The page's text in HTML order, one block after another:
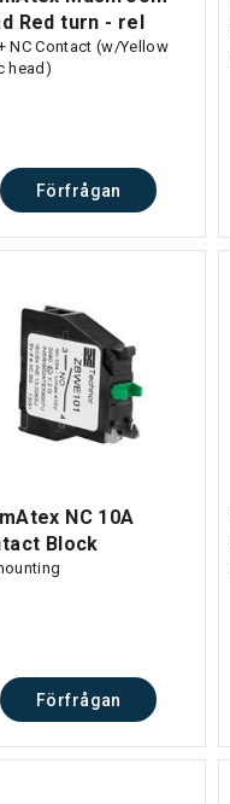
Red turn - rel
NC Contact (w/Yellow
head)
Förfrågan
NC 10A
Block
Förfrågan